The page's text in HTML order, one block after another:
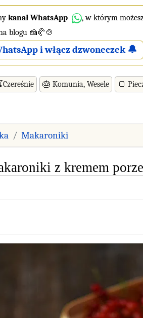
kanał WhatsApp
, w którym
blogu 🍰🥐🍲
i włącz dzwoneczek 🔔
🎂 Komunia, Wesele 🍞
Makaroniki
z kremem